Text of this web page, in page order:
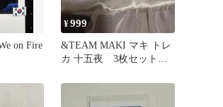
on Fire
¥999
&TEAM MAKI マキ トレ
カ 十五夜 3枚セット